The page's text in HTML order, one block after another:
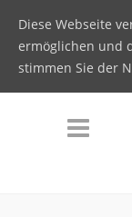
Diese Webseite
ermöglichen und
stimmen Sie der